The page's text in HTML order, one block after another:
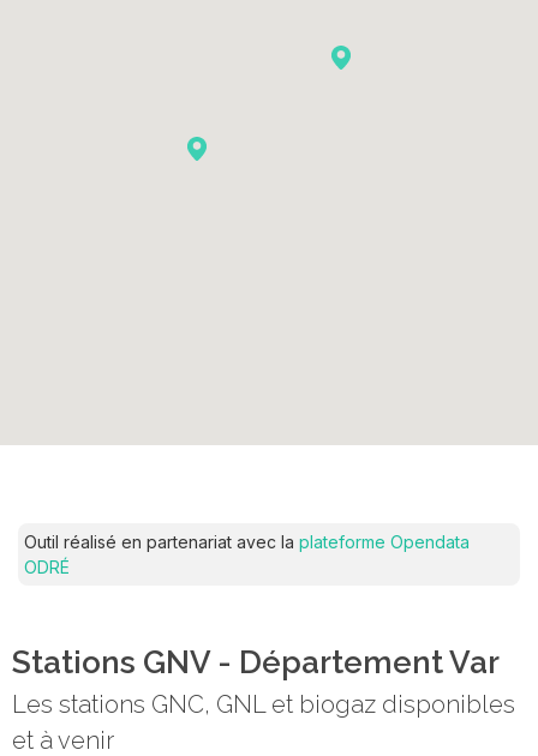
Outil réalisé en partenariat avec la plateforme Opendata
ODRÉ
Stations GNV - Département Var
Les stations GNC, GNL et biogaz disponibles
et à venir